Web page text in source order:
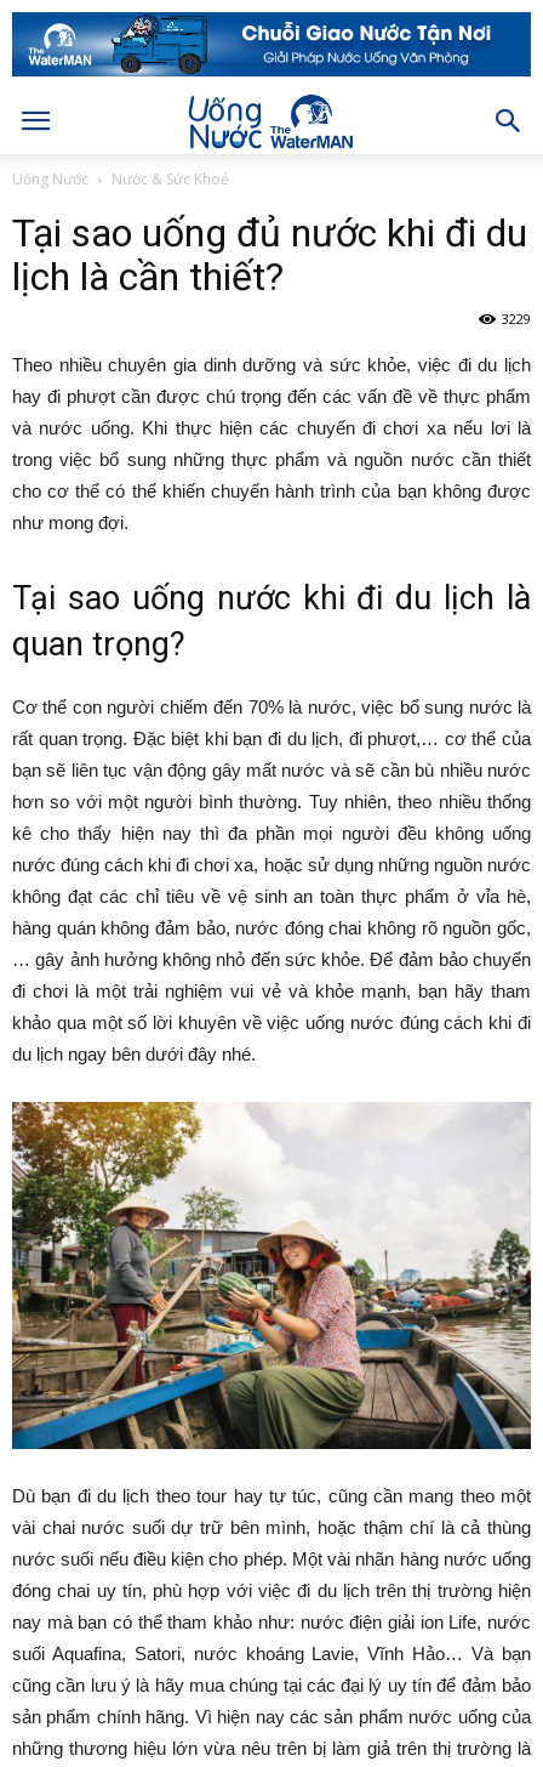
Uống Nước Nước & Sức Khoẻ
Tại sao uống đủ nước khi đi du
lịch là cần thiết?
3229
Theo nhiều chuyên gia dinh dưỡng và sức khỏe, việc đi du lịch
hay đi phượt cần được chú trọng đến các vấn đề về thực phẩm
và nước uống. Khi thực hiện các chuyến đi chơi xa nếu lơi là
trong việc bổ sung những thực phẩm và nguồn nước cần thiết
cho cơ thể có thể khiến chuyến hành trình của bạn không được
như mong đợi.
Tại sao uống nước khi đi du lịch là
quan trọng?
Cơ thể con người chiếm đến 70% là nước, việc bổ sung nước là
rất quan trọng. Đặc biệt khi bạn đi du lịch, đi phượt,… cơ thể của
bạn sẽ liên tục vận động gây mất nước và sẽ cần bù nhiều nước
hơn so với một người bình thường. Tuy nhiên, theo nhiều thống
kê cho thấy hiện nay thì đa phần mọi người đều không uống
nước đúng cách khi đi chơi xa, hoặc sử dụng những nguồn nước
không đạt các chỉ tiêu về vệ sinh an toàn thực phẩm ở vỉa hè,
hàng quán không đảm bảo, nước đóng chai không rõ nguồn gốc,
… gây ảnh hưởng không nhỏ đến sức khỏe. Để đảm bảo chuyến
đi chơi là một trải nghiệm vui vẻ và khỏe mạnh, bạn hãy tham
khảo qua một số lời khuyên về việc uống nước đúng cách khi đi
du lịch ngay bên dưới đây nhé.
Dù bạn đi du lịch theo tour hay tự túc, cũng cần mang theo một
vài chai nước suối dự trữ bên mình, hoặc thậm chí là cả thùng
nước suối nếu điều kiện cho phép. Một vài nhãn hàng nước uống
đóng chai uy tín, phù hợp với việc đi du lịch trên thị trường hiện
nay mà bạn có thể tham khảo như: nước điện giải ion Life, nước
suối Aquafina, Satori, nước khoáng Lavie, Vĩnh Hảo… Và bạn
cũng cần lưu ý là hãy mua chúng tại các đại lý uy tín để đảm bảo
sản phẩm chính hãng. Vì hiện nay các sản phẩm nước uống của
những thương hiệu lớn vừa nêu trên bị làm giả trên thị trường là